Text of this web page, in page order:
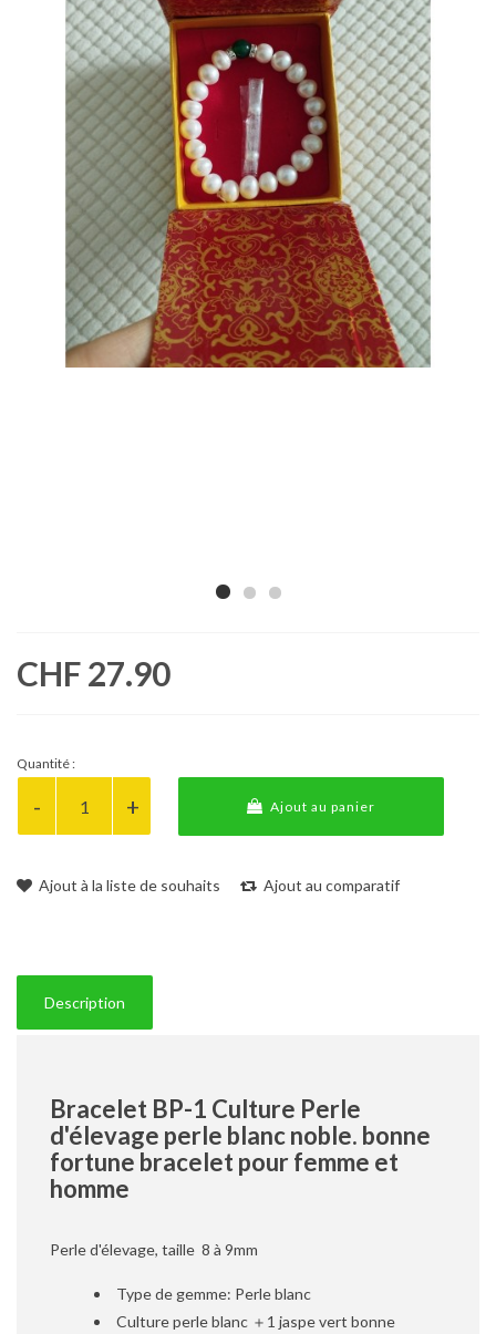
CHF 27.90
Quantité :
Ajout au panier
Ajout à la liste de souhaits Ajout au comparatif
Description
Bracelet BP-1 Culture Perle
d'élevage perle blanc noble. bonne
fortune bracelet pour femme et
homme
Perle d'élevage, taille 8 à 9mm
Type de gemme: Perle blanc
Culture perle blanc ＋1 jaspe vert bonne